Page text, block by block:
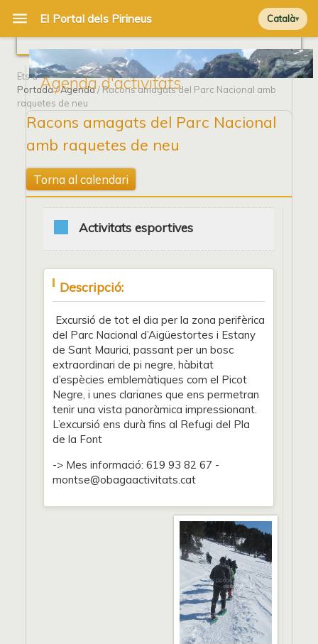
Català
Agenda d'activitats
Ets a
Portada/Agenda/ Racons amagats del Parc Nacional amb
raquetes de neu
Racons amagats del Parc Nacional
amb raquetes de neu
Torna al calendari
Activitats esportives
Descripció:
Excursió de tot el dia per la zona perifèrica
del Parc Nacional d’Aigüestortes i Estany
de Sant Maurici, passant per un bosc
extraordinari de pi negre, hàbitat
d’espècies emblemàtiques com el Picot
Negre, i unes clarianes que ens permetran
tenir una vista panoràmica impressionant.
L’excursió ens durà fins al Refugi del Pla
de la Font
-> Mes informació: 619 93 82 67 -
montse@obagaactivitats.cat